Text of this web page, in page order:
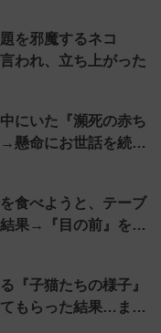
を邪魔するネコ
われ、立ち上がった
にいた『瀕死の赤ち
→懸命にお世話を続…
食べようと、テーブ
結果→『目の前』を…
『子猫たちの様子』
てもらった結果…ま…